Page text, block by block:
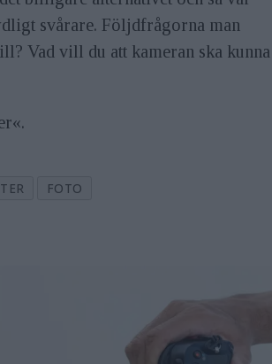
svårare. Följdfrågorna man
Vad vill du att kameran ska kunna
FOTO